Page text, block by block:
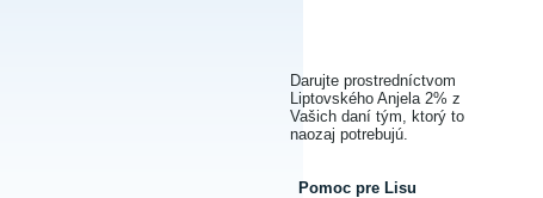
Darujte prostredníctvom
Liptovského Anjela 2% z
Vašich daní tým, ktorý to
naozaj potrebujú.
Pomoc pre Lisu